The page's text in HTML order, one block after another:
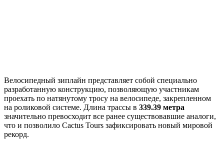
Велосипедный зиплайн представляет собой специально
разработанную конструкцию, позволяющую участникам
проехать по натянутому тросу на велосипеде, закрепленном
на роликовой системе. Длина трассы в 339.39 метра
значительно превосходит все ранее существовавшие аналоги,
что и позволило Cactus Tours зафиксировать новый мировой
рекорд.